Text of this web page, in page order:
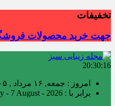
تخفیفات
جهت خرید محصولات
20:30:17
امروز : جمعه, ۱۶ مرداد , ۱۴۰۵
برابر با : Friday - 7 August - 2026